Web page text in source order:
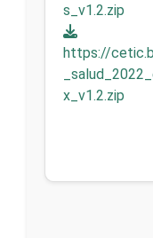
s_v1.2.zip
https://
x_v1.2.zip